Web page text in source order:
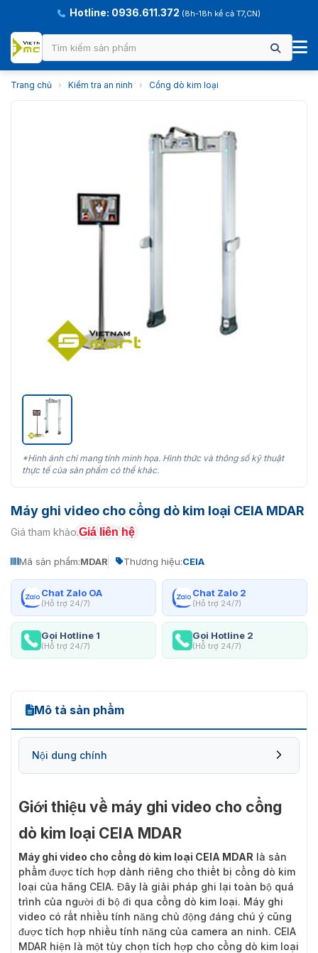
Hotline: 0936.611.372 (8h-18h kể cả T7,CN)
Trang chủ › Kiểm tra an ninh › Cổng dò kim loại
*Hình ảnh chỉ mang tính minh họa. Hình thức và thông số kỹ thuật
thực tế của sản phẩm có thể khác.
Máy ghi video cho cổng dò kim loại CEIA MDAR
Giá tham khảo:Giá liên hệ
Mã sản phẩm:MDAR Thương hiệu:CEIA
Chat Zalo OA
(Hỗ trợ 24/7)
Chat Zalo 2
(Hỗ trợ 24/7)
Gọi Hotline 1
(Hỗ trợ 24/7)
Gọi Hotline 2
(Hỗ trợ 24/7)
Mô tả sản phẩm
Nội dung chính
Giới thiệu về máy ghi video cho cổng
dò kim loại CEIA MDAR
Máy ghi video cho cổng dò kim loại CEIA MDAR là sản
phẩm được tích hợp dành riêng cho thiết bị cổng dò kim
loại của hãng CEIA. Đây là giải pháp ghi lại toàn bộ quá
trình của người đi bộ đi qua cổng dò kim loại. Máy ghi
video có rất nhiều tính năng chủ động đáng chú ý cũng
được tích hợp nhiều tính năng của camera an ninh. CEIA
MDAR hiện là một tùy chọn tích hợp cho cổng dò kim loại